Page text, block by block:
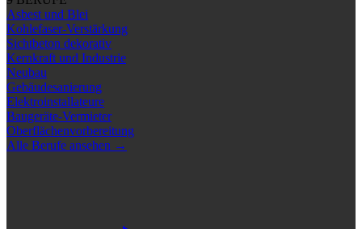
Asbest und Blei
Kohlefaser-Verstärkung
Sichtbeton dekorativ
Kernkraft und Industrie
Neubau
Gebäudesanierung
Elektroinstallateure
Baugeräte-Vermieter
Oberflächenvorbereitung
Alle Berufe ansehen →